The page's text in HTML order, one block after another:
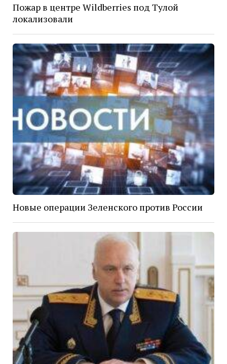
Пожар в центре Wildberries под Тулой
локализовали
Новые операции Зеленского против России